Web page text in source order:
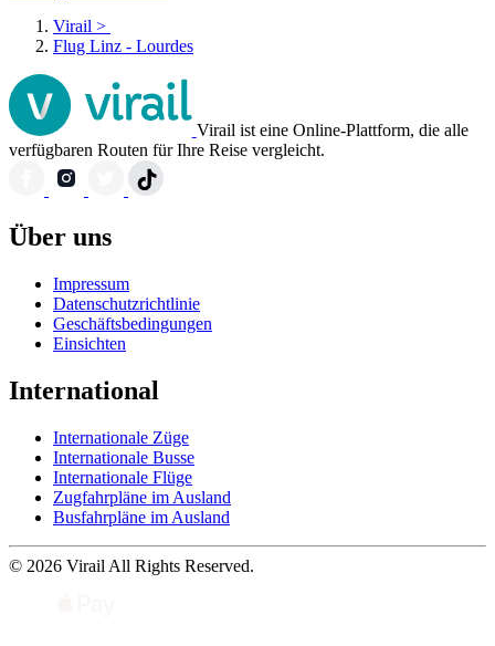
Virail >
Flug Linz - Lourdes
Virail ist eine Online-Plattform, die alle
verfügbaren Routen für Ihre Reise vergleicht.
Über uns
Impressum
Datenschutzrichtlinie
Geschäftsbedingungen
Einsichten
International
Internationale Züge
Internationale Busse
Internationale Flüge
Zugfahrpläne im Ausland
Busfahrpläne im Ausland
© 2026 Virail All Rights Reserved.